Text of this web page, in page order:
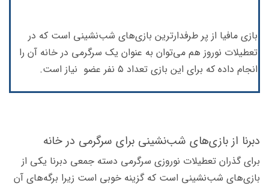
بازی مافیا از پر طرفدارترین بازی‌های شب‌نشینی است که در
تعطیلات نوروز هم می‌توان به عنوان یک سرگرمی در خانه آن را
انجام داده که برای این بازی تعداد ۵ نفر عضو نیاز است.
دبرنا از بازی‌های شب‌نشینی برای سرگرمی در خانه
برای گذران تعطیلات نوروزی سرگرمی دسته جمعی دبرنا یکی از
بازی‌های شب‌نشینی است که گزینه خوبی است زیرا برگه‌های آن